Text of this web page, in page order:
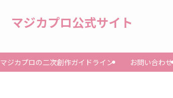
マジカプロ公式サイト
マジカプロの二次創作ガイドライン お問い合わせ